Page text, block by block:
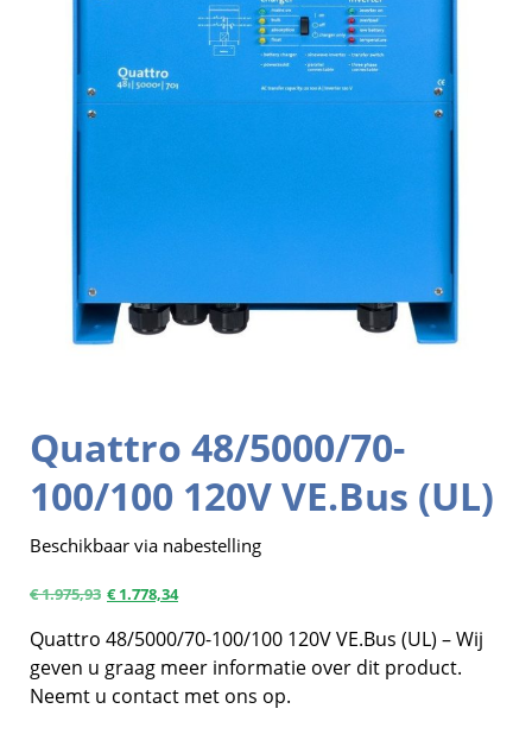
Quattro 48/5000/70-
100/100 120V VE.Bus (UL)
Beschikbaar via nabestelling
€1.975,93 €1.778,34
Quattro 48/5000/70-100/100 120V VE.Bus (UL) – Wij
geven u graag meer informatie over dit product.
Neemt u contact met ons op.